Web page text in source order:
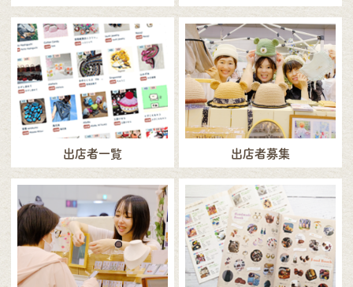
出店者一覧 出店者募集